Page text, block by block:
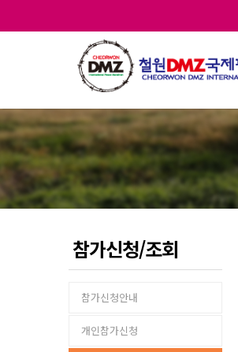
참가신청/조회
참가신청안내
개인참가신청